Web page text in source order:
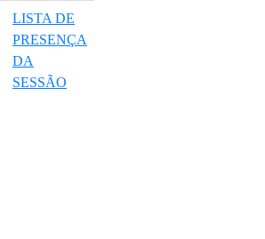
LISTA DE
PRESENÇA
DA
SESSÃO